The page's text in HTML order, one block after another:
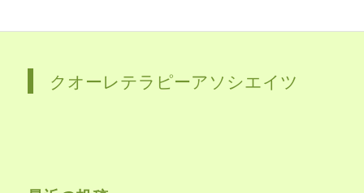
クオーレテラピーアソシエイツ